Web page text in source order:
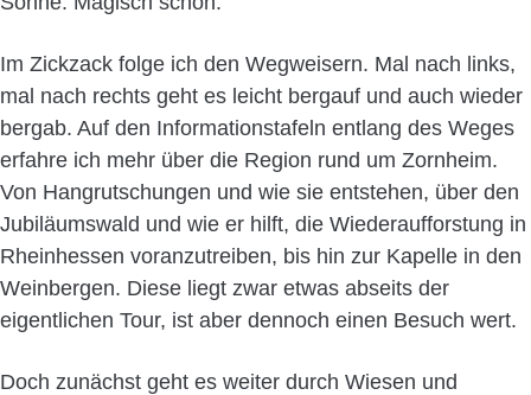
Im Zickzack folge ich den Wegweisern. Mal nach links,
mal nach rechts geht es leicht bergauf und auch wieder
bergab. Auf den Informationstafeln entlang des Weges
erfahre ich mehr über die Region rund um Zornheim.
Von Hangrutschungen und wie sie entstehen, über den
Jubiläumswald und wie er hilft, die Wiederaufforstung in
Rheinhessen voranzutreiben, bis hin zur Kapelle in den
Weinbergen. Diese liegt zwar etwas abseits der
eigentlichen Tour, ist aber dennoch einen Besuch wert.
Doch zunächst geht es weiter durch Wiesen und